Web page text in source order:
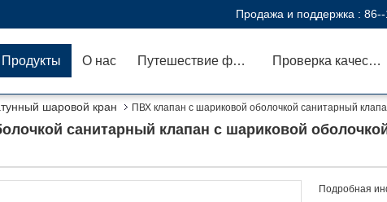
Продажа и поддержка :
Продукты О нас Путешествие фабрики Проверка качества
шаровой кран
ПВХ клапан с шариковой оболочкой санитарный
санитарный клапан с шариковой
Подробная